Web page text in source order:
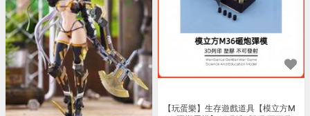
【玩蛋樂】生存遊戲道具【模立方M